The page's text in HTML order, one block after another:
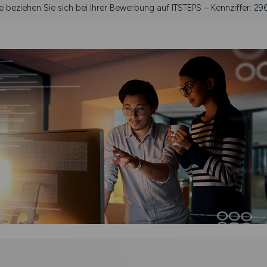
beziehen Sie sich bei Ihrer Bewerbung auf ITSTEPS – Kennziffer: